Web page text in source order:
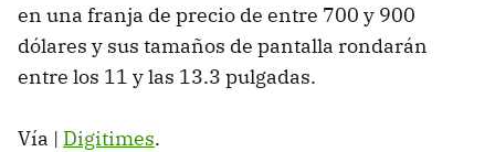
en una franja de precio de entre 700 y 900
dólares y sus tamaños de pantalla rondarán
entre los 11 y las 13.3 pulgadas.
Vía | Digitimes.